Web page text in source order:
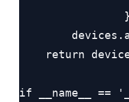
return
if __name__ ==